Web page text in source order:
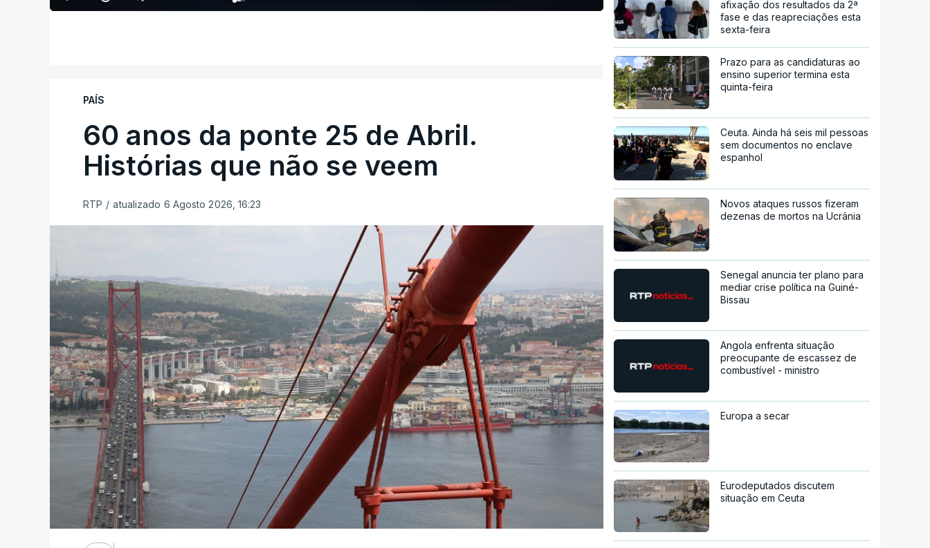
PAÍS
60 anos da ponte 25 de Abril.
Histórias que não se veem
RTP / atualizado 6 Agosto 2026, 16:23
afixação dos resultados da 2ª
fase e das reapreciações esta
sexta-feira
Prazo para as candidaturas ao
ensino superior termina esta
quinta-feira
Ceuta. Ainda há seis mil pessoas
sem documentos no enclave
espanhol
Novos ataques russos fizeram
dezenas de mortos na Ucrânia
Senegal anuncia ter plano para
mediar crise política na Guiné-
Bissau
Angola enfrenta situação
preocupante de escassez de
combustível - ministro
Europa a secar
Eurodeputados discutem
situação em Ceuta